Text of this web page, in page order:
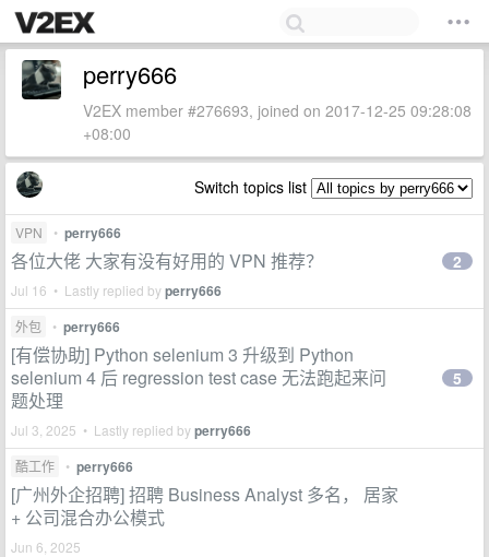
perry666
V2EX member #276693, joined on 2017-12-25 09:28:08
+08:00
Switch topics list
VPN • perry666
各位大佬 大家有没有好用的 VPN 推荐？
Jul 16 • Lastly replied byperry666
2
外包 • perry666
[有偿协助] Python selenium 3 升级到 Python
selenium 4 后 regression test case 无法跑起来问
题处理
Jul 3, 2025 • Lastly replied byperry666
5
酷工作 • perry666
[广州外企招聘] 招聘 Business Analyst 多名， 居家
+ 公司混合办公模式
Jun 6, 2025